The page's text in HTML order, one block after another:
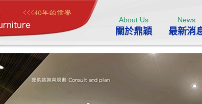
About Us
關於鼎穎
News
最新消